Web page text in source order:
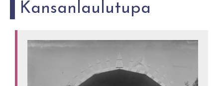
Kansanlaulutupa